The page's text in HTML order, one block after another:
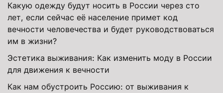
Какую одежду будут носить в России через сто
лет, если сейчас её население примет код
вечности человечества и будет руководствоваться
им в жизни?
Эстетика выживания: Как изменить моду в России
для движения к вечности
Как нам обустроить Россию: от выживания к